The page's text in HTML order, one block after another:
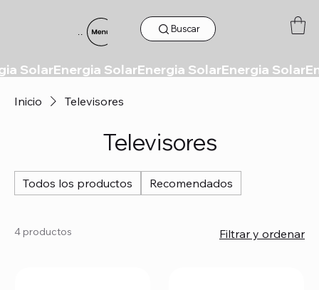
Menu Buscar
Inicio Televisores
Televisores
Todos los productos Recomendados
4 productos Filtrar y ordenar